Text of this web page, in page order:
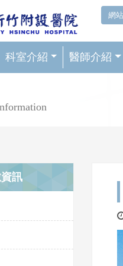
網
科室介紹 醫師介紹
訊